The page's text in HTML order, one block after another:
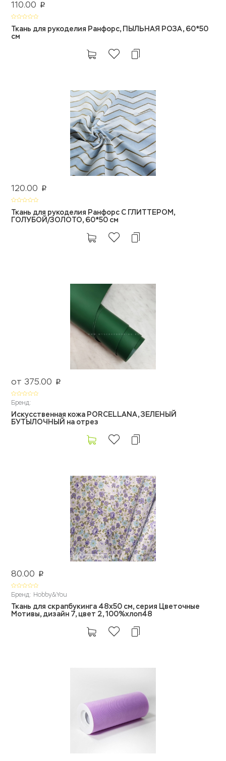
110.00 p
Ткань для рукоделия Ранфорс, ПЫЛЬНАЯ РОЗА, 60*50
см
120.00 p
Ткань для рукоделия Ранфорс С ГЛИТТЕРОМ,
ГОЛУБОЙ/ЗОЛОТО, 60*50 см
от 375.00 p
Бренд:
Искусственная кожа PORCELLANA, ЗЕЛЕНЫЙ
БУТЫЛОЧНЫЙ на отрез
80.00 p
Бренд: Hobby&You
Ткань для скрапбукинга 48x50 см, серия Цветочные
Мотивы, дизайн 7, цвет 2, 100%хлоп48